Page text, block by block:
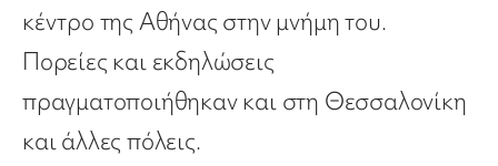
κέντρο της Αθήνας στην μνήμη του.
Πορείες και εκδηλώσεις
πραγματοποιήθηκαν και στη Θεσσαλονίκη
και άλλες πόλεις.